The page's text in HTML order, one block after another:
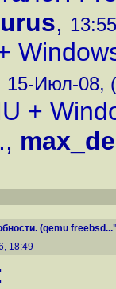
,
15-Июл-08, (
+
,
(qemu
18:49